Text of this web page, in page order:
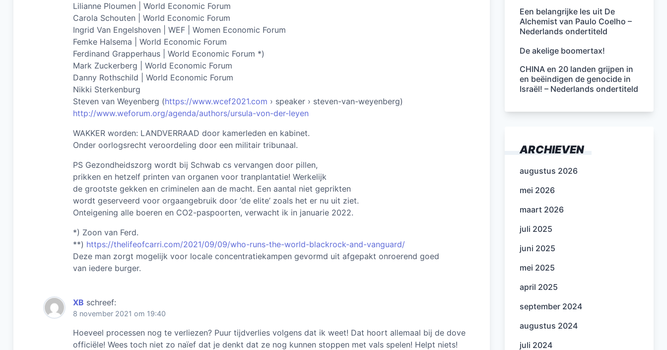
Lilianne Ploumen | World Economic Forum
Carola Schouten | World Economic Forum
Ingrid Van Engelshoven | WEF | Women Economic Forum
Femke Halsema | World Economic Forum
Ferdinand Grapperhaus | World Economic Forum *)
Mark Zuckerberg | World Economic Forum
Danny Rothschild | World Economic Forum
Nikki Sterkenburg
Steven van Weyenberg (https://www.wcef2021.com › speaker › steven-van-weyenberg)
http://www.weforum.org/agenda/authors/ursula-von-der-leyen
WAKKER worden: LANDVERRAAD door kamerleden en kabinet.
Onder oorlogsrecht veroordeling door een militair tribunaal.
PS Gezondheidszorg wordt bij Schwab cs vervangen door pillen,
prikken en hetzelf printen van organen voor tranplantatie! Werkelijk
de grootste gekken en criminelen aan de macht. Een aantal niet geprikten
wordt geserveerd voor orgaangebruik door ‘de elite’ zoals het er nu uit ziet.
Onteigening alle boeren en CO2-paspoorten, verwacht ik in januarie 2022.
*) Zoon van Ferd.
**) https://thelifeofcarri.com/2021/09/09/who-runs-the-world-blackrock-and-vanguard/
Deze man zorgt mogelijk voor locale concentratiekampen gevormd uit afgepakt onroerend goed
van iedere burger.
XB schreef:
8 november 2021 om 19:40
Hoeveel processen nog te verliezen? Puur tijdverlies volgens dat ik weet! Dat hoort allemaal bij de dove
officiële! Wees toch niet zo naïef dat je denkt dat ze nog kunnen stoppen met vals spelen! Helpt niets!
Een belangrijke les uit De
Alchemist van Paulo Coelho –
Nederlands ondertiteld
De akelige boomertax!
CHINA en 20 landen grijpen in
en beëindigen de genocide in
Israël! – Nederlands ondertiteld
ARCHIEVEN
augustus 2026
mei 2026
maart 2026
juli 2025
juni 2025
mei 2025
april 2025
september 2024
augustus 2024
juli 2024